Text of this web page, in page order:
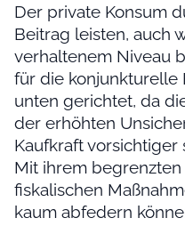
Der private Konsum
Beitrag leisten, auch
verhaltenem Niveau
für die konjunkturelle
unten gerichtet, da
der erhöhten
Kaufkraft
Mit ihrem
fiskalischen
kaum abfedern